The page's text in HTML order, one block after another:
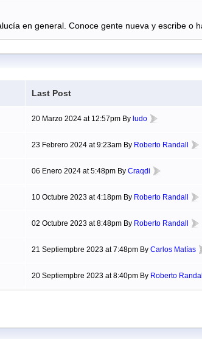
en general. Conoce gente nueva y escribe o
Last Post
20 Marzo 2024 at 12:57pm By ludo
23 Febrero 2024 at 9:23am By Roberto Randall
06 Enero 2024 at 5:48pm By Craqdi
10 Octubre 2023 at 4:18pm By Roberto Randall
02 Octubre 2023 at 8:48pm By Roberto Randall
21 Septiempbre 2023 at 7:48pm By Carlos Matías
20 Septiempbre 2023 at 8:40pm By Roberto Randall